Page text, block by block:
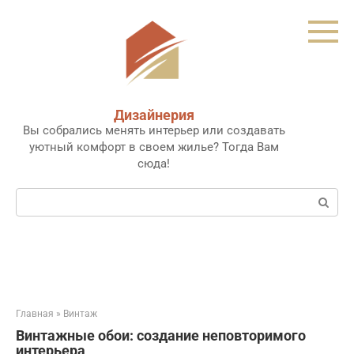
Дизайнерия
Вы собрались менять интерьер или создавать
уютный комфорт в своем жилье? Тогда Вам
сюда!
Поиск:
Главная » Винтаж
Винтажные обои: создание неповторимого
интерьера